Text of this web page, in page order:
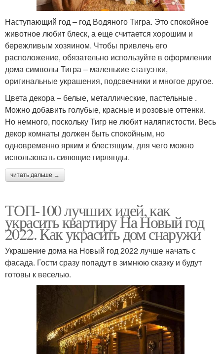
Наступающий год – год Водяного Тигра. Это спокойное
животное любит блеск, а еще считается хорошим и
бережливым хозяином. Чтобы привлечь его
расположение, обязательно используйте в оформлении
дома символы Тигра – маленькие статуэтки,
оригинальные украшения, подсвечники и многое другое.
Цвета декора – белые, металлические, пастельные .
Можно добавить голубые, красные и розовые оттенки.
Но немного, поскольку Тигр не любит наляпистости. Весь
декор комнаты должен быть спокойным, но
одновременно ярким и блестящим, для чего можно
использовать сияющие гирлянды.
читать дальше →
ТОП-100 лучших идей, как
украсить квартиру На Новый год
2022. Как украсить дом снаружи
Украшение дома на Новый год 2022 лучше начать с
фасада. Гости сразу попадут в зимнюю сказку и будут
готовы к веселью.